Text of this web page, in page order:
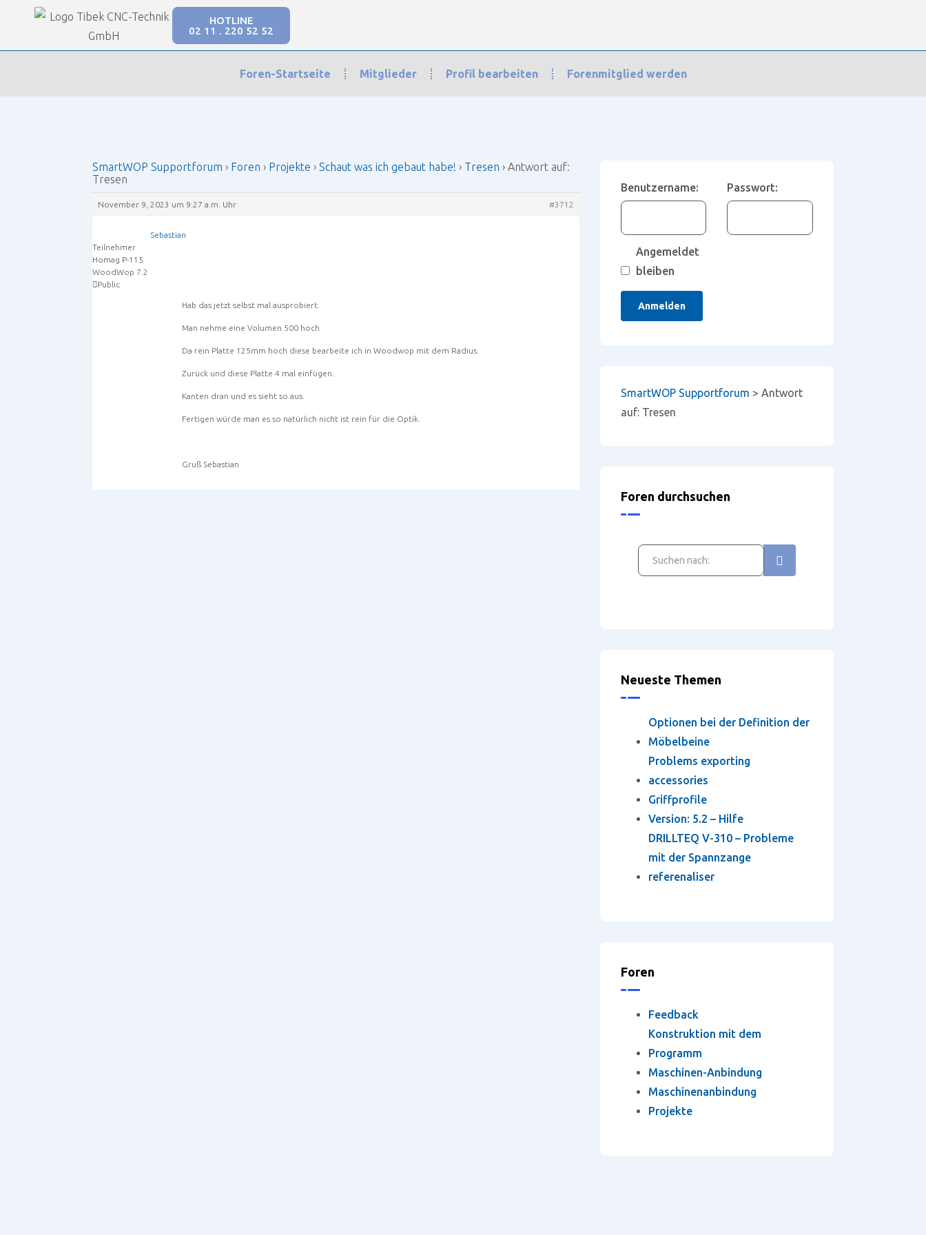
HOTLINE
02 11 . 220 52 52
Foren-Startseite Mitglieder Profil bearbeiten Forenmitglied werden
Schaut was ich gebaut habe! Tresen
SmartWOP Supportforum › Foren › Projekte › Schaut was ich gebaut habe! › Tresen › Antwort auf:
Tresen
November 9, 2023 um 9:27 a.m. Uhr #3712
Sebastian
Teilnehmer
Homag P-115
WoodWop 7.2
Public
Hab das jetzt selbst mal ausprobiert.
Man nehme eine Volumen 500 hoch
Da rein Platte 125mm hoch diese bearbeite ich in Woodwop mit dem Radius.
Zurück und diese Platte 4 mal einfügen.
Kanten dran und es sieht so aus.
Fertigen würde man es so natürlich nicht ist rein für die Optik.
Gruß Sebastian
Benutzername: Passwort:
Angemeldet
bleiben
Anmelden
SmartWOP Supportforum >Antwort
auf: Tresen
Foren durchsuchen
Neueste Themen
Optionen bei der Definition der
Möbelbeine
Problems exporting
accessories
Griffprofile
Version: 5.2 – Hilfe
DRILLTEQ V-310 – Probleme
mit der Spannzange
referenaliser
Foren
Feedback
Konstruktion mit dem
Programm
Maschinen-Anbindung
Maschinenanbindung
Projekte